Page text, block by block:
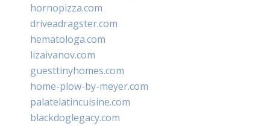
hornopizza.com
driveadragster.com
hematologa.com
lizaivanov.com
guesttinyhomes.com
home-plow-by-meyer.com
palatelatincuisine.com
blackdoglegacy.com